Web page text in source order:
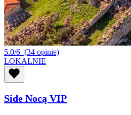
5.0/6 (34 opinie)
LOKALNIE
Side Nocą VIP